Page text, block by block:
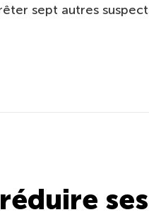
sept autres